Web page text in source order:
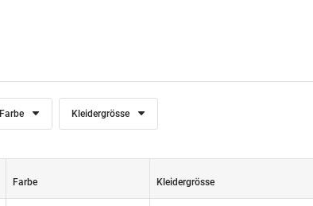
Farbe Kleidergrösse
Farbe Kleidergrösse